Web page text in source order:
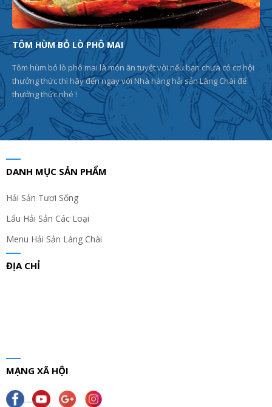
TÔM HÙM BỎ LÒ PHÔ MAI
Tôm hùm bỏ lò phô mai là món ăn tuyệt vời nếu bạn chưa có cơ hội
thưởng thức thì hãy đến ngay với Nhà hàng hải sản Làng Chài để
thưởng thức nhé !
DANH MỤC SẢN PHẨM
Hải Sản Tươi Sống
Lẩu Hải Sản Các Loại
Menu Hải Sản Làng Chài
ĐỊA CHỈ
MẠNG XÃ HỘI